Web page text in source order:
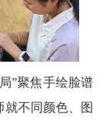
”聚焦手绘脸谱
不同颜色、图